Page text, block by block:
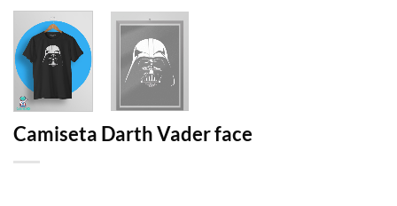
Camiseta Darth Vader face